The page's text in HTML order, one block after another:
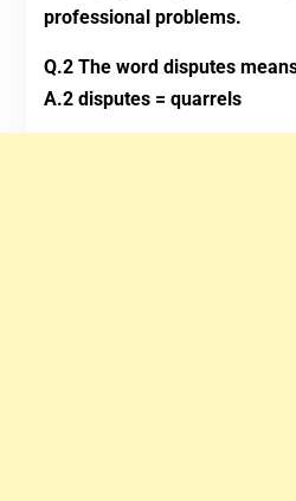
professional problems.
Q.2 The word disputes
A.2 disputes = quarrels